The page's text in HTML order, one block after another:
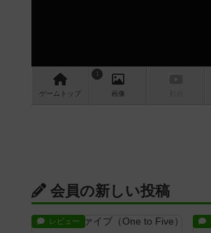
ゲーム トップ
1
画像
会員の新しい投稿
レビュー